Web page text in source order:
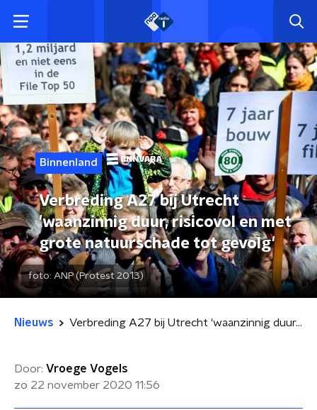
Binnenland
Verbreding A27 bij Utrecht
'waanzinnig duur, risicovol en met
grote natuurschade tot gevolg'
foto: ANP (Protest 2013)
Nieuws Verbreding A27 bij Utrecht 'waanzinnig duur, risicovol en met grote natuurschade tot gevolg'
Door: Vroege Vogels
zo 22 november 2020 11:56